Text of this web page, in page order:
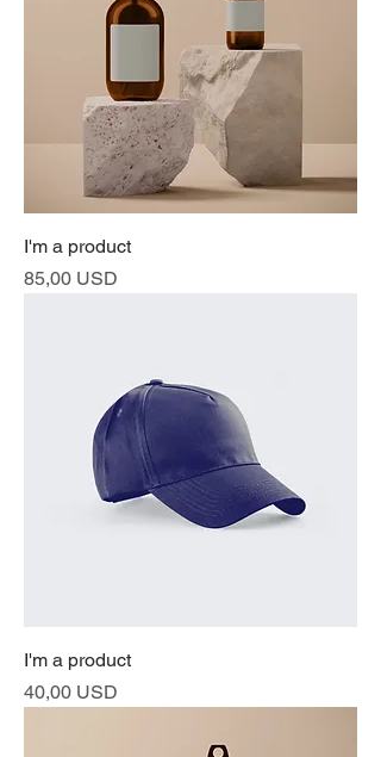
I'm a product
Prezzo
85,00 USD
I'm a product
Prezzo
40,00 USD